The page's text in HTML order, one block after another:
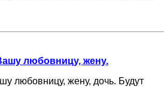
любовницу, жену.
любовницу, жену, дочь. Будут